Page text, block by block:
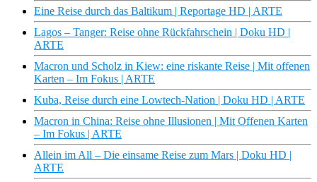
Eine Reise durch das Baltikum | Reportage HD | ARTE
Lagos – Tanger: Reise ohne Rückfahrschein | Doku HD |
ARTE
Macron und Scholz in Kiew: eine riskante Reise | Mit offenen
Karten – Im Fokus | ARTE
Kuba, Reise durch eine Lowtech-Nation | Doku HD | ARTE
Macron in China: Reise ohne Illusionen | Mit Offenen Karten
– Im Fokus | ARTE
Allein im All – Die einsame Reise zum Mars | Doku HD |
ARTE